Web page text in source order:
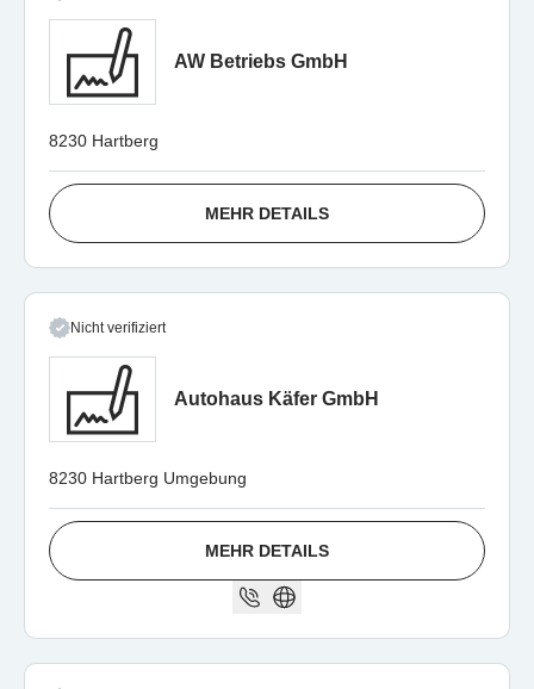
AW Betriebs GmbH
8230 Hartberg
MEHR DETAILS
Nicht verifiziert
Autohaus Käfer GmbH
8230 Hartberg Umgebung
MEHR DETAILS